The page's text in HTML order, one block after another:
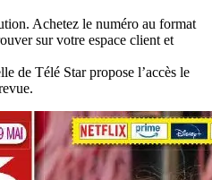
Achetez le numéro au format
sur votre espace client et
de Télé Star propose l’accès le